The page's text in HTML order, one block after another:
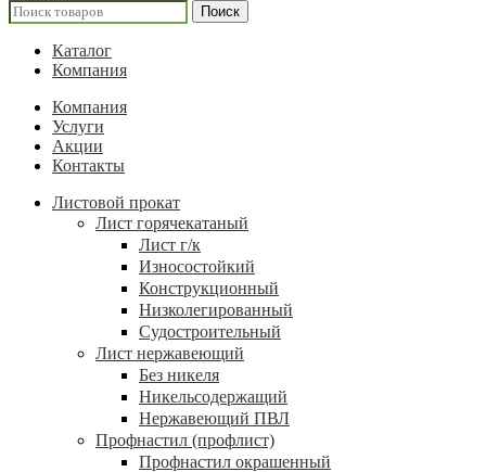
Поиск
Каталог
Компания
Компания
Услуги
Акции
Контакты
Листовой прокат
Лист горячекатаный
Лист г/к
Износостойкий
Конструкционный
Низколегированный
Судостроительный
Лист нержавеющий
Без никеля
Никельсодержащий
Нержавеющий ПВЛ
Профнастил (профлист)
Профнастил окрашенный